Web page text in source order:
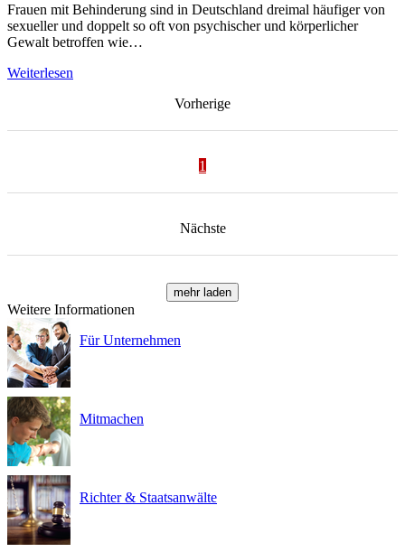
Frauen mit Behinderung sind in Deutschland dreimal häufiger von
sexueller und doppelt so oft von psychischer und körperlicher
Gewalt betroffen wie…
Weiterlesen
Vorherige
1
Nächste
mehr laden
Weitere Informationen
Für Unternehmen
Mitmachen
Richter & Staatsanwälte